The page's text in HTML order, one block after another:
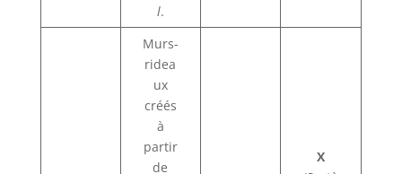
l.
Murs-
ridea
ux
créés
à
partir
de
X